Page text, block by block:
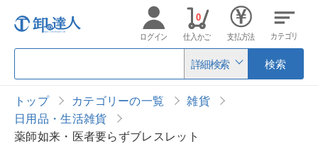
詳細検索 検索
ログイン 仕入かご
0
支払方法 カテゴリ
トップ カテゴリーの一覧
雑貨
日用品・生活雑貨
薬師如来・医者要らずブレスレット